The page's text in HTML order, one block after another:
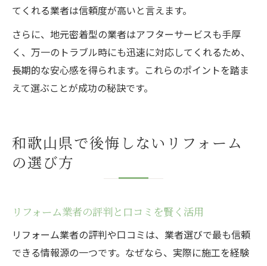
てくれる業者は信頼度が高いと言えます。
さらに、地元密着型の業者はアフターサービスも手厚
く、万一のトラブル時にも迅速に対応してくれるため、
長期的な安心感を得られます。これらのポイントを踏ま
えて選ぶことが成功の秘訣です。
和歌山県で後悔しないリフォーム
の選び方
リフォーム業者の評判と口コミを賢く活用
リフォーム業者の評判や口コミは、業者選びで最も信頼
できる情報源の一つです。なぜなら、実際に施工を経験